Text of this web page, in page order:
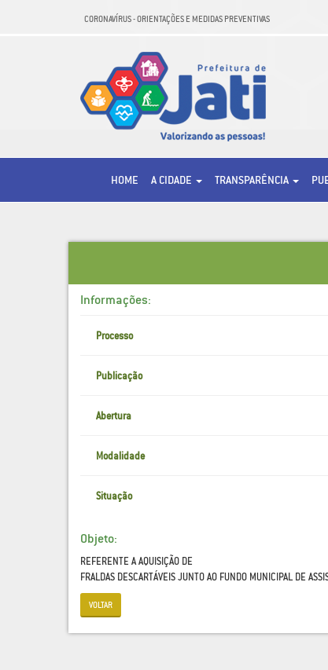
CORONAVÍRUS - ORIENTAÇÕES E MEDIDAS PREVENTIVAS
HOME A CIDADE TRANSPARÊNCIA
Informações:
Processo
Publicação
Abertura
Modalidade
Situação
Objeto:
REFERENTE A AQUISIÇÃO DE
FRALDAS DESCARTÁVEIS JUNTO AO FUNDO MUNICIPAL DE
VOLTAR